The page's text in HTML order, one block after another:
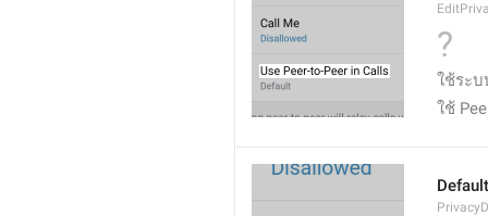
?
ใช้ระบ
ใช้
Default